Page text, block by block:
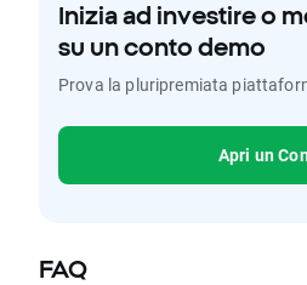
Inizia ad investire o
su un conto demo
Prova la pluripremiata
Apri un
FAQ